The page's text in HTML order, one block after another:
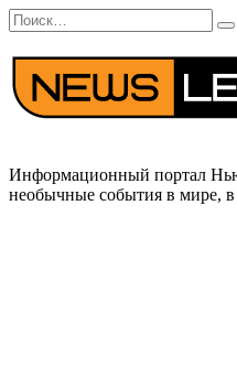
Перейти
к
содержанию
Search
for:
Информационный портал
необычные события в мире,